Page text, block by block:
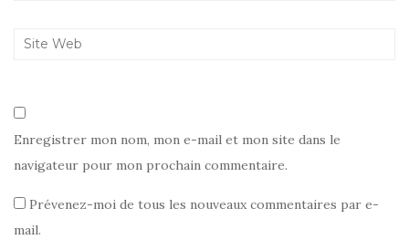
Enregistrer mon nom, mon e-mail et mon site dans le
navigateur pour mon prochain commentaire.
Prévenez-moi de tous les nouveaux commentaires par e-
mail.